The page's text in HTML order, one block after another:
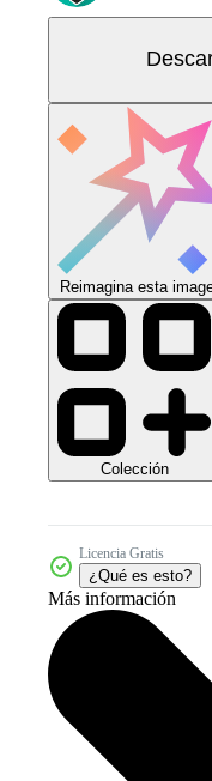
Reimagina esta
Colección
Licencia Gratis
¿Qué es esto?
Más información